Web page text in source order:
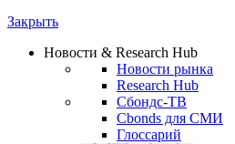
Закрыть
Новости & Research Hub
Новости рынка
Research Hub
Сбондс-ТВ
Cbonds для СМИ
Глоссарий